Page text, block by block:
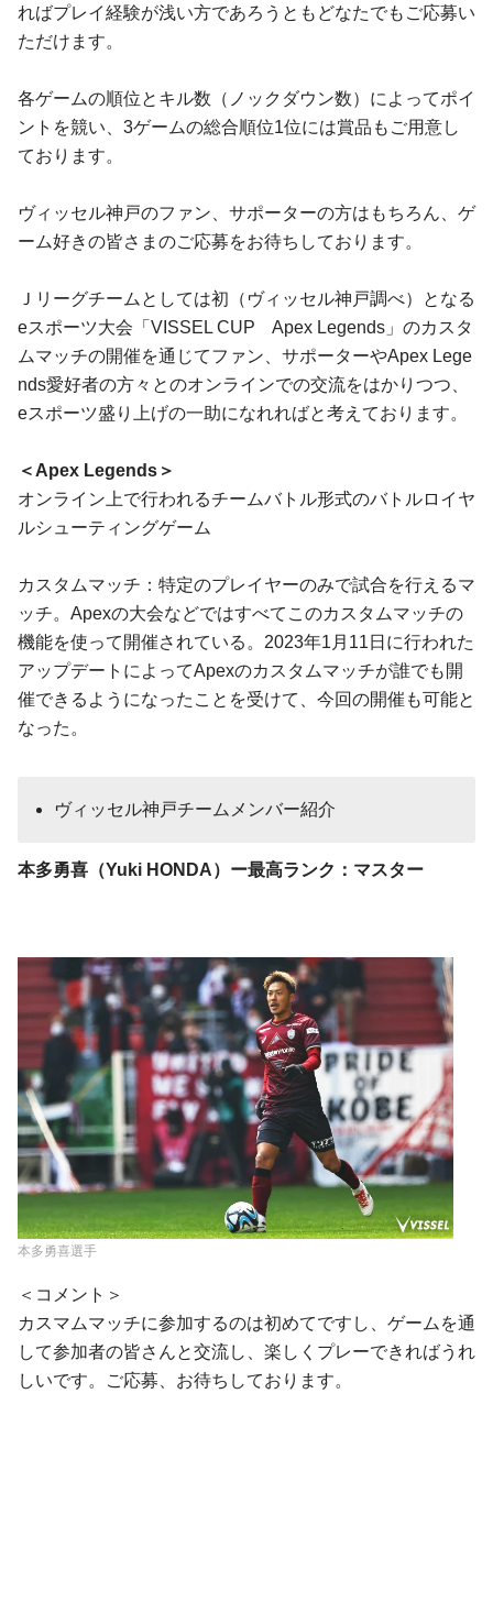
ればプレイ経験が浅い方であろうともどなたでもご応募い
ただけます。
各ゲームの順位とキル数（ノックダウン数）によってポイ
ントを競い、3ゲームの総合順位1位には賞品もご用意し
ております。
ヴィッセル神戸のファン、サポーターの方はもちろん、ゲ
ーム好きの皆さまのご応募をお待ちしております。
Ｊリーグチームとしては初（ヴィッセル神戸調べ）となる
eスポーツ大会「VISSEL CUP Apex Legends」のカスタ
ムマッチの開催を通じてファン、サポーターやApex Lege
nds愛好者の方々とのオンラインでの交流をはかりつつ、
eスポーツ盛り上げの一助になれればと考えております。
＜Apex Legends＞
オンライン上で行われるチームバトル形式のバトルロイヤ
ルシューティングゲーム
カスタムマッチ：特定のプレイヤーのみで試合を行えるマ
ッチ。Apexの大会などではすべてこのカスタムマッチの
機能を使って開催されている。2023年1月11日に行われた
アップデートによってApexのカスタムマッチが誰でも開
催できるようになったことを受けて、今回の開催も可能と
なった。
ヴィッセル神戸チームメンバー紹介
本多勇喜（Yuki HONDA）ー最高ランク：マスター
本多勇喜選手
＜コメント＞
カスマムマッチに参加するのは初めてですし、ゲームを通
して参加者の皆さんと交流し、楽しくプレーできればうれ
しいです。ご応募、お待ちしております。